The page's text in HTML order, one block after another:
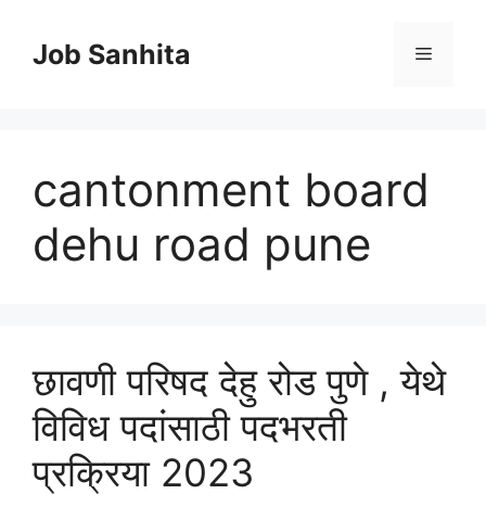
contentJob Sanhita Menu
cantonment board
dehu road pune
छावणी परिषद देहु रोड पुणे , येथे
विविध पदांसाठी पदभरती
प्रक्रिया 2023